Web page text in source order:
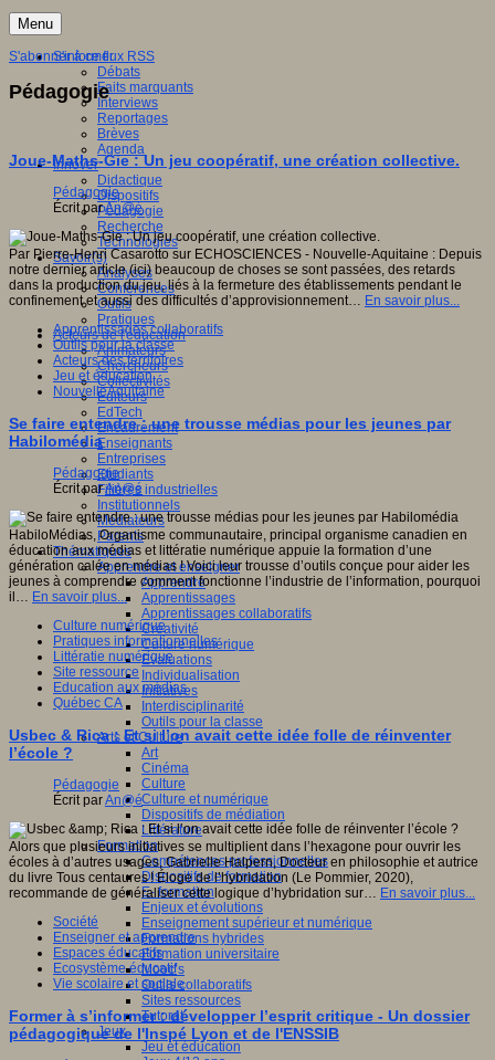
Menu
S'informer
Débats
Faits marquants
Interviews
Reportages
Brèves
Agenda
Innover
Didactique
Dispositifs
Pédagogie
Recherche
Technologies
Savoir(s)
Analyses
Conférences
Outils
Pratiques
Acteurs de l'éducation
Animateurs
Chercheurs
Collectivités
Editeurs
EdTech
Encadrement
Enseignants
Entreprises
Etudiants
Filières industrielles
Institutionnels
Médiateurs
Parents
Thématiques
Apprendre et enseigner
Apprendre
Apprentissages
Apprentissages collaboratifs
Créativité
Culture numérique
Evaluations
Individualisation
Initiatives
Interdisciplinarité
Outils pour la classe
Arts et Culture
Art
Cinéma
Culture
Culture et numérique
Dispositifs de médiation
Littérature
Formation
Compétences professionnelles
Dispositifs de formation
E- formation
Enjeux et évolutions
Enseignement supérieur et numérique
Formations hybrides
Formation universitaire
Mooc’s
Outils collaboratifs
Sites ressources
Tutorat
Jeux
Jeu et éducation
S'abonner à ce flux RSS
Pédagogie
Joue-Maths-Gie : Un jeu coopératif, une création collective.
Pédagogie
Écrit parAn@é
Par Pierre-Henri Casarotto sur ECHOSCIENCES - Nouvelle-Aquitaine : Depuis
notre dernier article (ici) beaucoup de choses se sont passées, des retards
dans la production du jeu, liés à la fermeture des établissements pendant le
confinement et aussi des difficultés d’approvisionnement… En savoir plus...
Apprentissages collaboratifs
Outils pour la classe
Acteurs des territoires
Jeu et éducation
NouvelleAquitaine
Se faire entendre : une trousse médias pour les jeunes par
Habilomédia
Pédagogie
Écrit parAn@é
HabiloMédias, Organisme communautaire, principal organisme canadien en
éducation aux médias et littératie numérique appuie la formation d’une
génération calée en médias ! Voici leur trousse d’outils conçue pour aider les
jeunes à comprendre comment fonctionne l’industrie de l’information, pourquoi
il… En savoir plus...
Culture numérique
Pratiques informationnelles
Littératie numérique
Site ressource
Education aux médias
Québec CA
Usbec & Rica : Et si l’on avait cette idée folle de réinventer
l’école ?
Pédagogie
Écrit parAn@é
Alors que plusieurs initiatives se multiplient dans l’hexagone pour ouvrir les
écoles à d’autres usages, Gabrielle Halpern, Docteur en philosophie et autrice
du livre Tous centaures ! Éloge de l’hybridation (Le Pommier, 2020),
recommande de généraliser cette logique d’hybridation sur… En savoir plus...
Société
Enseigner et apprendre
Espaces éducatifs
Ecosystème éducatif
Vie scolaire et sociale
Former à s’informer : développer l’esprit critique - Un dossier
pédagogique de l'Inspé Lyon et de l'ENSSIB